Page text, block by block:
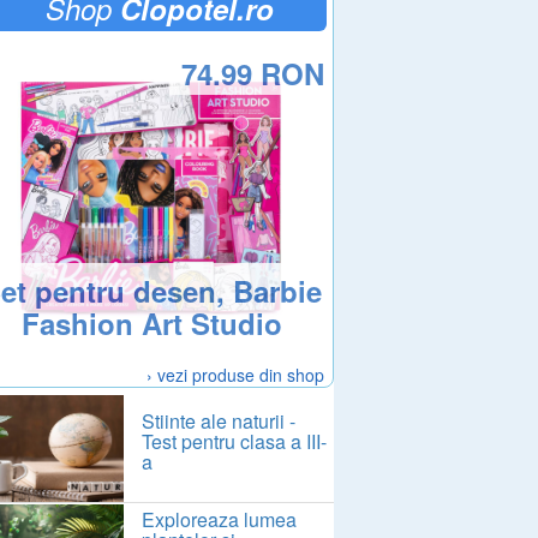
Shop Clopotel.ro
pentru desen, Barbie
Fashion Art Studio
74.99 RON
› vezi produse din shop
Stiinte ale naturii -
Test pentru clasa a III-
a
Exploreaza lumea